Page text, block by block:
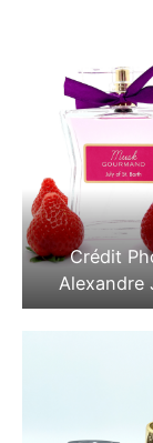
Crédit
Alexandre